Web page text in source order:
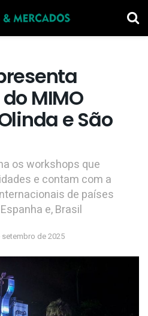
MIMO
e São
os workshops que
e contam com a
de países
e, Brasil
setembro de 2025